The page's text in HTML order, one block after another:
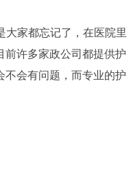
大家都忘记了，在医院里
前许多家政公司都提供护
不会有问题，而专业的护